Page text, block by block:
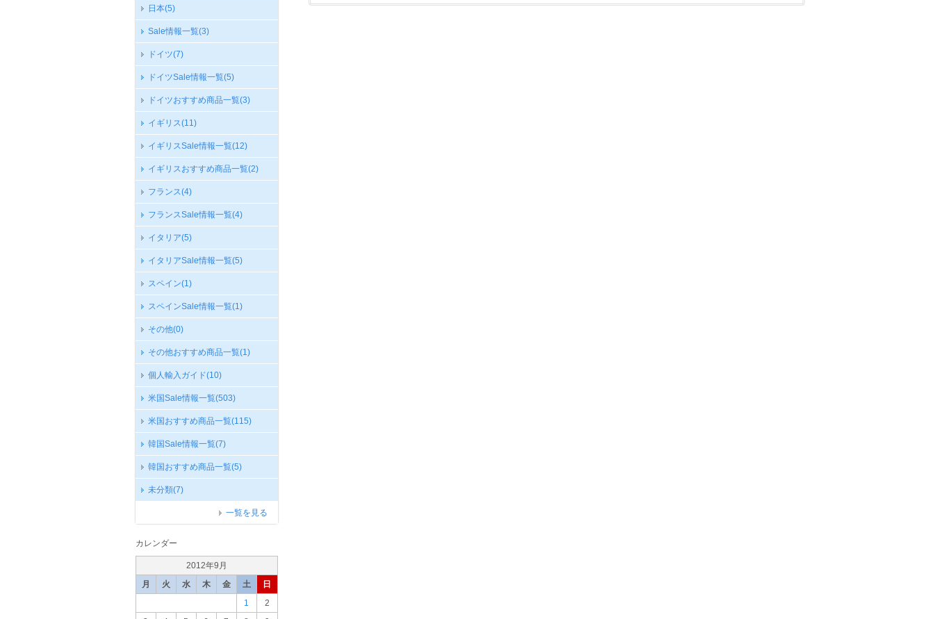
日本(5)
Sale情報一覧(3)
ドイツ(7)
ドイツSale情報一覧(5)
ドイツおすすめ商品一覧(3)
イギリス(11)
イギリスSale情報一覧(12)
イギリスおすすめ商品一覧(2)
フランス(4)
フランスSale情報一覧(4)
イタリア(5)
イタリアSale情報一覧(5)
スペイン(1)
スペインSale情報一覧(1)
その他(0)
その他おすすめ商品一覧(1)
個人輸入ガイド(10)
米国Sale情報一覧(503)
米国おすすめ商品一覧(115)
韓国Sale情報一覧(7)
韓国おすすめ商品一覧(5)
未分類(7)
一覧を見る
カレンダー
2012年9月
月
火 水 木 金 土 日
1
2